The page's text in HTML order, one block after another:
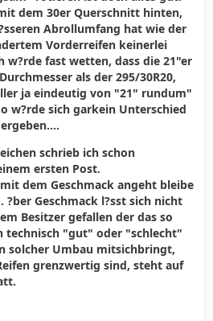
dem 30er Querschnitt hinten,
Abrollumfang hat wie der
Vorderreifen keinerlei
w?rde fast wetten, dass die 21"er
als der 295/30R20,
ja eindeutig von "21" rundum"
w?rde sich garkein Unterschied
schrieb ich schon
ersten Post.
dem Geschmack angeht bleibe
Geschmack l?sst sich nicht
Besitzer gefallen der das so
technisch "gut" oder "schlecht"
solcher Umbau mitsichbringt,
grenzwertig sind, steht auf